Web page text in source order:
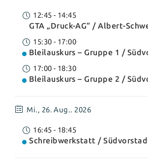
12:45 - 14:45
GTA „Druck-AG“ / Albert-
15:30 - 17:00
Bleilauskurs – Gruppe 1 /
17:00 - 18:30
Bleilauskurs – Gruppe 2 /
Mi., 26. Aug.. 2026
16:45 - 18:45
Schreibwerkstatt /